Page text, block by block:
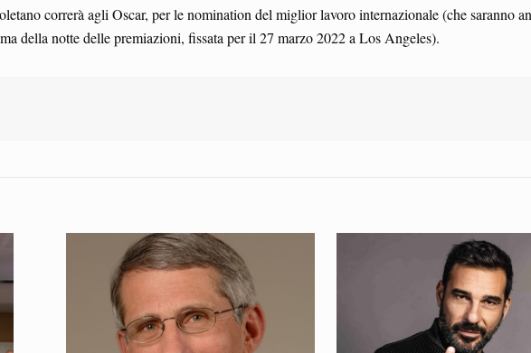
correrà agli Oscar, per le nomination del miglior lavoro internazionale (che saranno
della notte delle premiazioni, fissata per il 27 marzo 2022 a Los Angeles).